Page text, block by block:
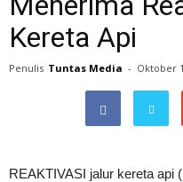
Kereta Api
Penulis Tuntas Media - Oktober
REAKTIVASI jalur kereta api